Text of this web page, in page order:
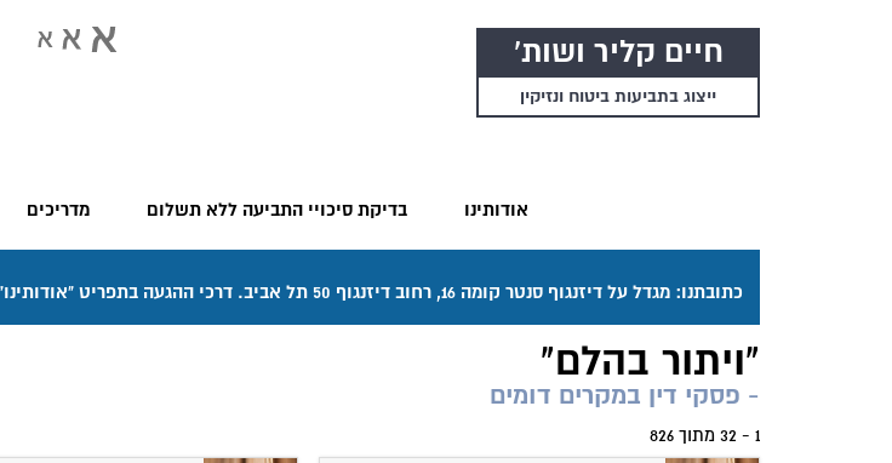
חיים קליר ושות'
ייצוג בתביעות ביטוח ונזיקין
אודותינו בדיקת סיכויי התביעה ללא תשלום מדריכים
כתובתנו: מגדל על דיזנגוף סנטר קומה 16, רחוב דיזנגוף 50 תל אביב. דרכי ההגעה בתפריט "אודותינו".
"ויתור בהלם"
- פסקי דין במקרים דומים
1 - 32 מתוך 826